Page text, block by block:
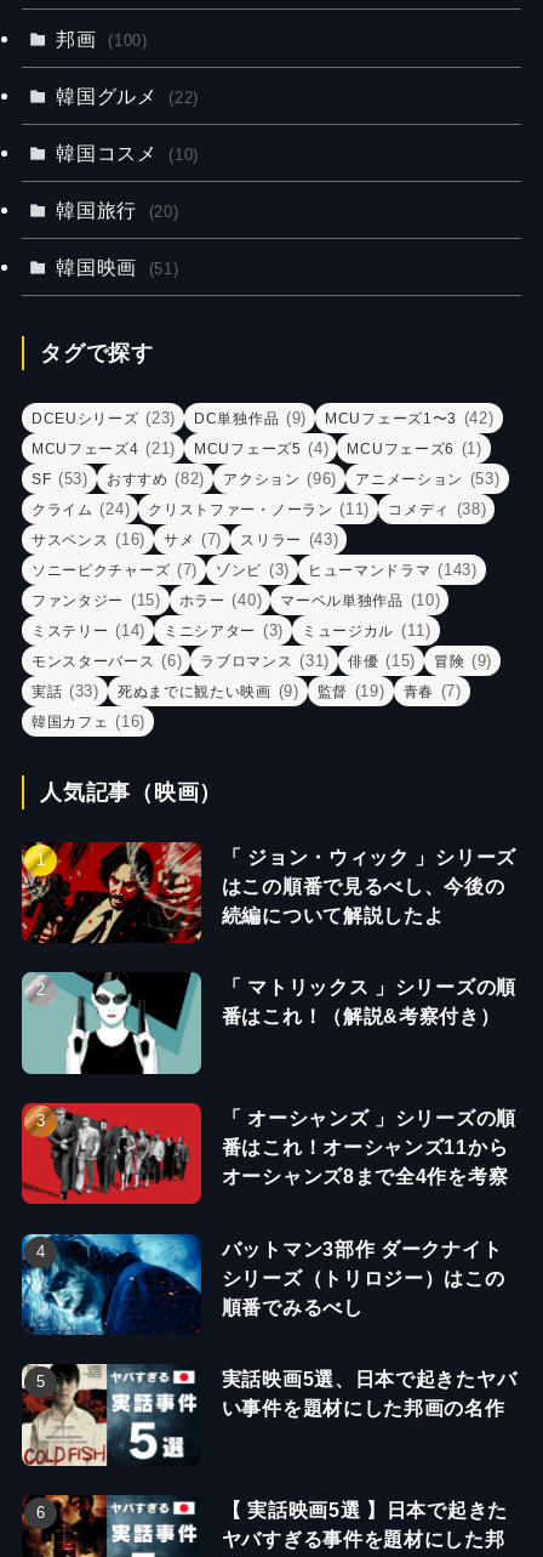
邦画 (100)
韓国グルメ (22)
韓国コスメ (10)
韓国旅行 (20)
韓国映画 (51)
タグで探す
DCEUシリーズ (23) DC単独作品 (9) MCUフェーズ1〜3 (42)
MCUフェーズ4 (21) MCUフェーズ5 (4) MCUフェーズ6 (1)
SF (53) おすすめ (82) アクション (96) アニメーション (53)
クライム (24) クリストファー・ノーラン (11) コメディ (38)
サスペンス (16) サメ (7) スリラー (43)
ソニーピクチャーズ (7) ゾンビ (3) ヒューマンドラマ (143)
ファンタジー (15) ホラー (40) マーベル単独作品 (10)
ミステリー (14) ミニシアター (3) ミュージカル (11)
モンスターバース (6) ラブロマンス (31) 俳優 (15) 冒険 (9)
実話 (33) 死ぬまでに観たい映画 (9) 監督 (19) 青春 (7)
韓国カフェ (16)
人気記事（映画）
「 ジョン・ウィック 」シリーズ
はこの順番で見るべし、今後の
続編について解説したよ
「 マトリックス 」シリーズの順
番はこれ！（解説&考察付き）
「 オーシャンズ 」シリーズの順
番はこれ！オーシャンズ11から
オーシャンズ8まで全4作を考察
バットマン3部作 ダークナイト
シリーズ（トリロジー）はこの
順番でみるべし
実話映画5選、日本で起きたヤバ
い事件を題材にした邦画の名作
【 実話映画5選 】日本で起きた
ヤバすぎる事件を題材にした邦